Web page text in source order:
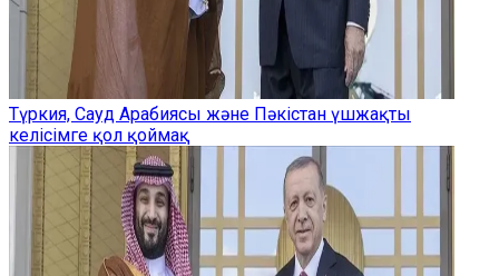
Түркия, Сауд Арабиясы және Пәкістан үшжақты
келісімге қол қоймақ